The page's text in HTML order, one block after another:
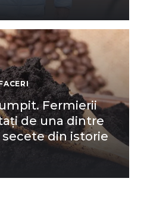
Fermierii
de una dintre
din istorie